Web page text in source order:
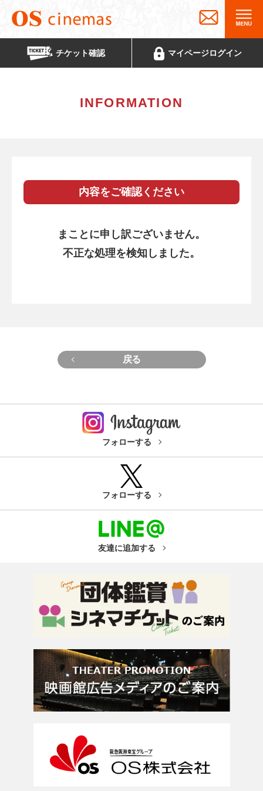
チケット確認 マイページログイン
INFORMATION
内容をご確認ください
まことに申し訳ございません。
不正な処理を検知しました。
戻る
フォローする
フォローする
友達に追加する